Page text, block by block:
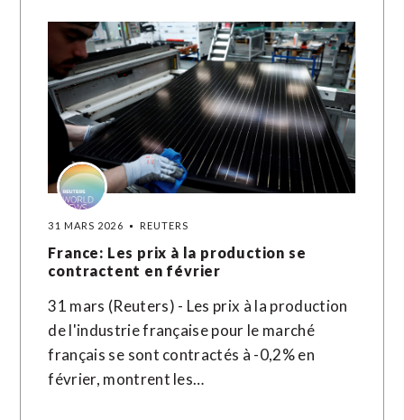
31 MARS 2026 REUTERS
France: Les prix à la production se
contractent en février
31 mars (Reuters) - Les prix à la production
de l'industrie française pour ​le ‌marché
français ​se ⁠sont contractés à -0,2% en
‌février, ‌montrent les…